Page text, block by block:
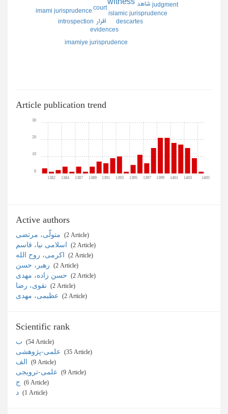
court
اقرار
شاهد
islamic jurisprudence
descartes
evidences
imami jurisprudence
imamiye jurisprudence
introspection
judgment
Article publication trend
1382 1384 1387 1389 1391 1393 1395 1397 1399 1401 1403 1405
0
10
20
30
Active authors
‎ (2 Article)
‎ (2 Article)
‎ (2 Article)
‎ (2 Article)
‎ (2 Article)
‎ (2 Article)
‎ (2 Article)
Scientific rank
‎ (54 Article)
‎ (35 Article)
‎ (9 Article)
‎ (9 Article)
‎ (6 Article)
‎ (1 Article)